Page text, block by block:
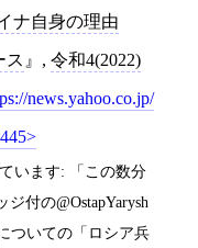
ナ自身の理由
ス , 令和4(2022)
news.yahoo.co.jp/
います: 「この数分
付の@OstapYarysh
ついての「ロシア兵